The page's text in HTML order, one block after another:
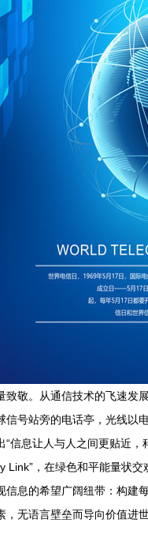
敬。从通信技术的飞速
信号站旁的电话亭，光线
信息让人与人之间更贴近
，在绿色和平能量状
息的希望广阔纽带：构
无语言壁垒而导向价值